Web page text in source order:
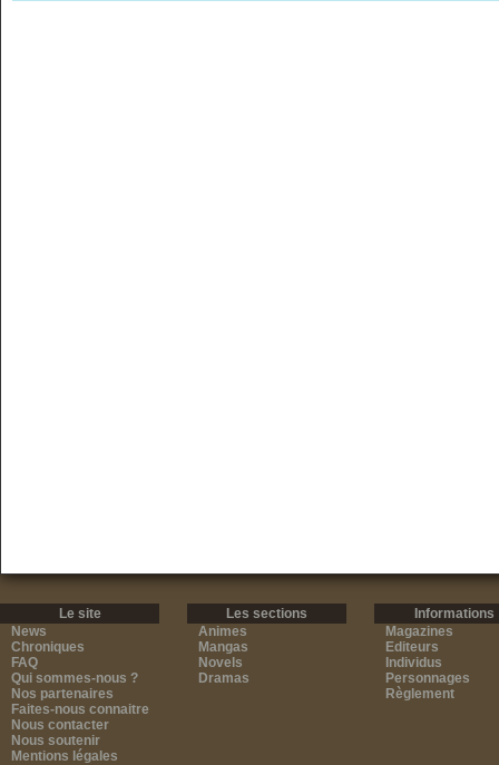
Le site
News
Chroniques
FAQ
Qui sommes-nous ?
Nos partenaires
Faites-nous connaitre
Nous contacter
Nous soutenir
Mentions légales
Les sections
Animes
Mangas
Novels
Dramas
Informations
Magazines
Editeurs
Individus
Personnages
Règlement